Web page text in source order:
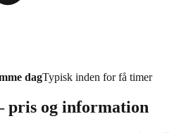
dagTypisk inden for få timer
pris og information